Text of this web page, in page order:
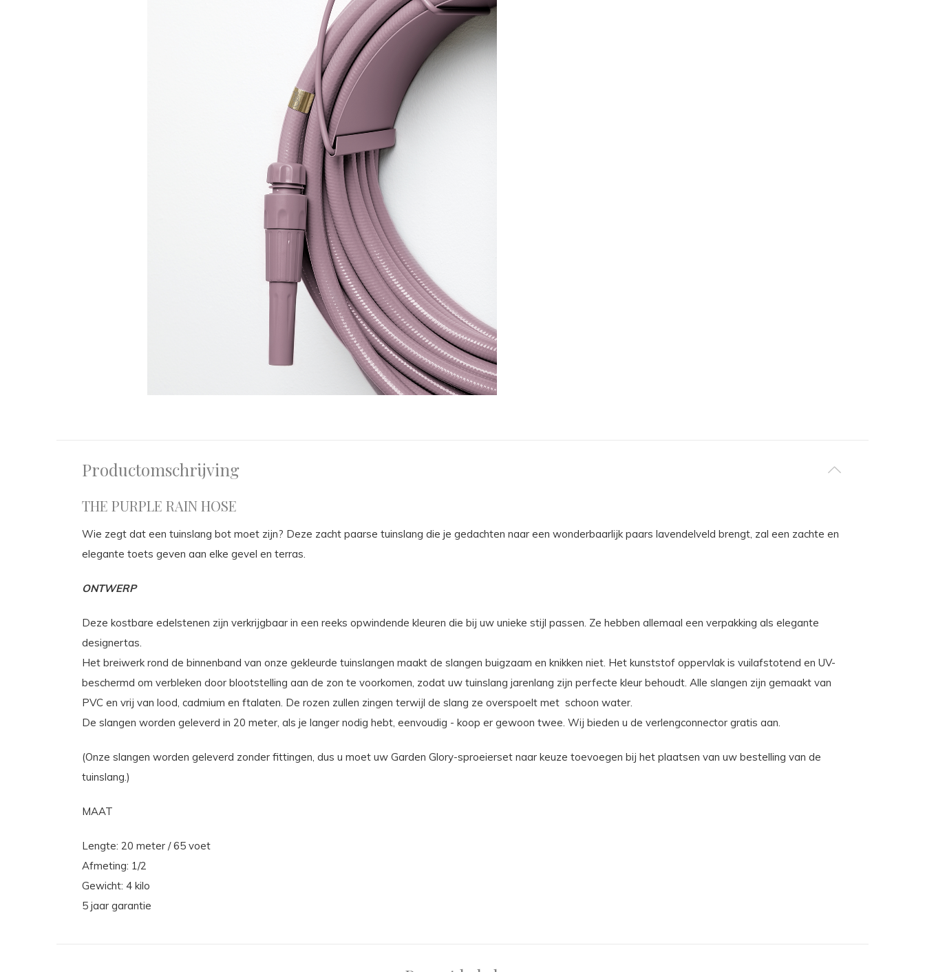
Productomschrijving
THE PURPLE RAIN HOSE
Wie zegt dat een tuinslang bot moet zijn? Deze zacht paarse tuinslang die je gedachten naar een wonderbaarlijk paars lavendelveld brengt, zal een zachte en
elegante toets geven aan elke gevel en terras.
ONTWERP
Deze kostbare edelstenen zijn verkrijgbaar in een reeks opwindende kleuren die bij uw unieke stijl passen. Ze hebben allemaal een verpakking als elegante
designertas.
Het breiwerk rond de binnenband van onze gekleurde tuinslangen maakt de slangen buigzaam en knikken niet. Het kunststof oppervlak is vuilafstotend en UV-
beschermd om verbleken door blootstelling aan de zon te voorkomen, zodat uw tuinslang jarenlang zijn perfecte kleur behoudt. Alle slangen zijn gemaakt van
PVC en vrij van lood, cadmium en ftalaten. De rozen zullen zingen terwijl de slang ze overspoelt met schoon water.
De slangen worden geleverd in 20 meter, als je langer nodig hebt, eenvoudig - koop er gewoon twee. Wij bieden u de verlengconnector gratis aan.
(Onze slangen worden geleverd zonder fittingen, dus u moet uw Garden Glory-sproeierset naar keuze toevoegen bij het plaatsen van uw bestelling van de
tuinslang.)
MAAT
Lengte: 20 meter / 65 voet
Afmeting: 1/2
Gewicht: 4 kilo
5 jaar garantie